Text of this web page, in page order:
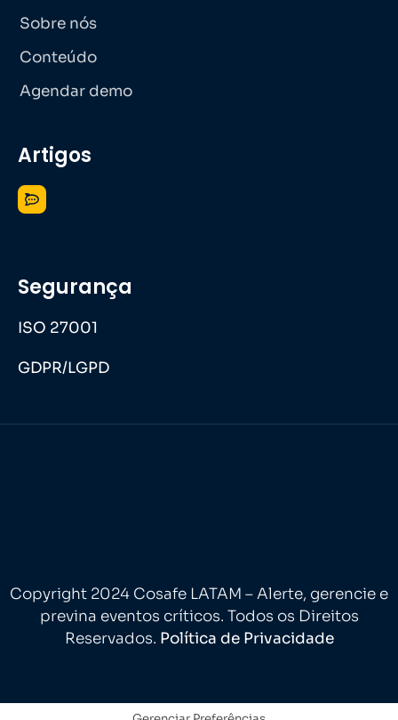
Sobre nós
Conteúdo
Agendar demo
Artigos
Segurança
ISO 27001
GDPR/LGPD
Copyright 2024 Cosafe LATAM – Alerte, gerencie e
previna eventos críticos. Todos os Direitos
Reservados. Política de Privacidade